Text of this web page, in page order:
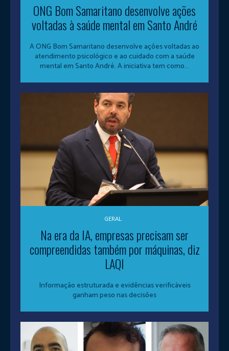
ONG Bom Samaritano desenvolve ações
voltadas à saúde mental em Santo André
A ONG Bom Samaritano desenvolve ações voltadas ao
atendimento psicológico e ao cuidado com a saúde
mental em Santo André. A iniciativa tem como...
GERAL
Na era da IA, empresas precisam ser
compreendidas também por máquinas, diz
LAQI
Informação estruturada e evidências verificáveis
ganham peso nas decisões